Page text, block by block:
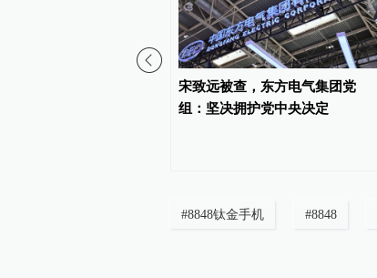
宋致远被查，东方电气集团党
组：坚决拥护党中央决定
#8848钛金手机 #8848